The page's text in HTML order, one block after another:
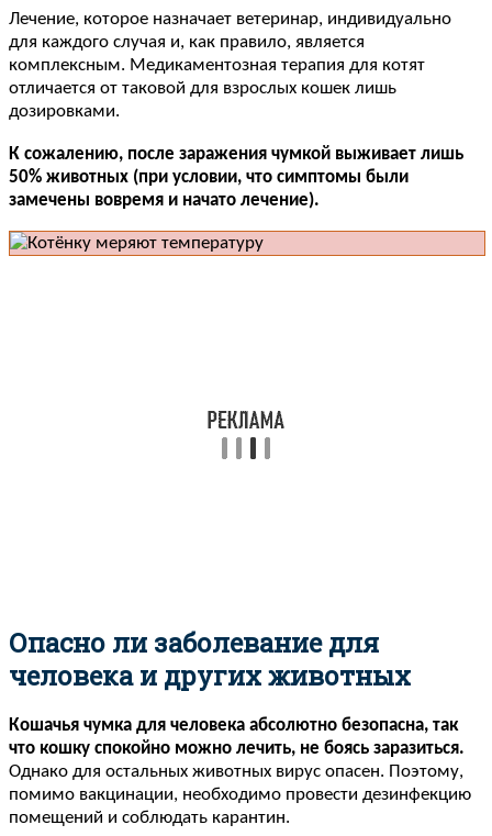
Лечение, которое назначает ветеринар, индивидуально
для каждого случая и, как правило, является
комплексным. Медикаментозная терапия для котят
отличается от таковой для взрослых кошек лишь
дозировками.
К сожалению, после заражения чумкой выживает лишь
50% животных (при условии, что симптомы были
замечены вовремя и начато лечение).
Опасно ли заболевание для
человека и других животных
Кошачья чумка для человека абсолютно безопасна, так
что кошку спокойно можно лечить, не боясь заразиться.
Однако для остальных животных вирус опасен. Поэтому,
помимо вакцинации, необходимо провести дезинфекцию
помещений и соблюдать карантин.